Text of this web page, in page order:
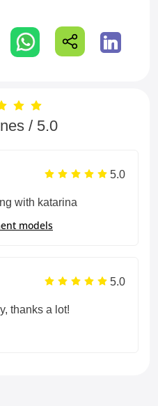
/ 5.0
5.0
with katarina
models
5.0
thanks a lot!